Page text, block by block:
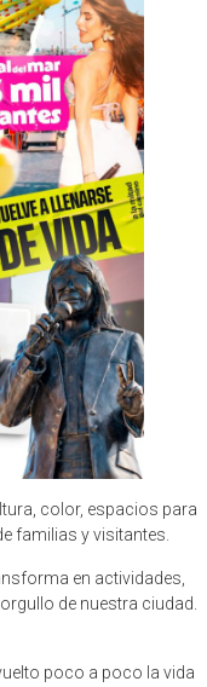
color, espacios para
familias y visitantes.
en actividades,
de nuestra ciudad.
poco a poco la vida